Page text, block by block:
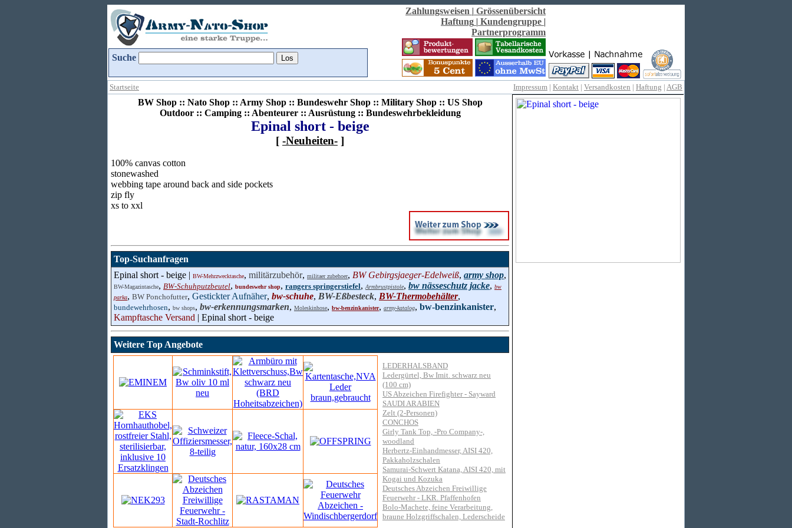
Suche
Zahlungsweisen | Grössenübersicht
Haftung | Kundengruppe |
Partnerprogramm
Startseite Impressum | Kontakt | Versandkosten | Haftung | AGB
BW Shop :: Nato Shop :: Army Shop :: Bundeswehr Shop :: Military Shop :: US Shop
Outdoor :: Camping :: Abenteurer :: Ausrüstung :: Bundeswehrbekleidung
Epinal short - beige
[ -Neuheiten- ]
100% canvas cotton
stonewashed
webbing tape around back and side pockets
zip fly
xs to xxl
Top-Suchanfragen
Epinal short - beige | BW-Mehrzwecktasche, militärzubehör, militaer zubehoer, BW Gebirgsjaeger-Edelweiß, army shop,
BW-Magazintasche, BW-Schuhputzbeutel, bundeswehr shop, rangers springerstiefel, Armbrustpistole, bw nässeschutz jacke, bw
parka, BW Ponchofutter, Gestickter Aufnäher, bw-schuhe, BW-Eßbesteck, BW-Thermobehälter,
bundewehrhosen, bw shops, bw-erkennungsmarken, Moleskinhose, bw-benzinkanister, army-katalog, bw-benzinkanister,
Kampftasche Versand | Epinal short - beige
Weitere Top Angebote
LEDERHALSBAND
Ledergürtel, Bw Imit. schwarz neu
(100 cm)
US Abzeichen Firefighter - Sayward
SAUDI ARABIEN
Zelt (2-Personen)
CONCHOS
Girly Tank Top, -Pro Company-,
woodland
Herbertz-Einhandmesser, AISI 420,
Pakkaholzschalen
Samurai-Schwert Katana, AISI 420, mit
Kogai und Kozuka
Deutsches Abzeichen Freiwillige
Feuerwehr - LKR. Pfaffenhofen
Bolo-Machete, feine Verarbeitung,
braune Holzgriffschalen, Lederscheide